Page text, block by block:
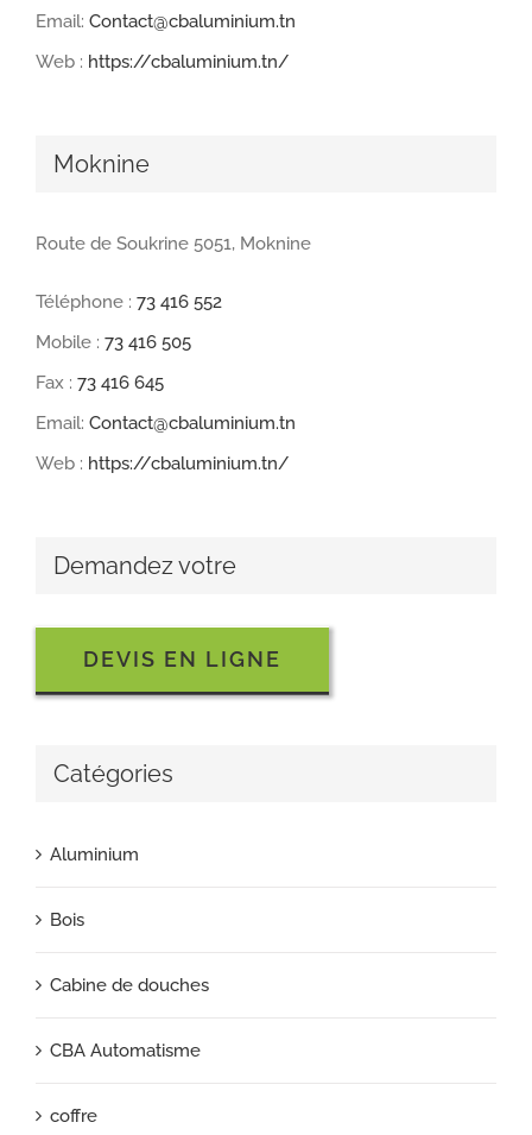
Email: Contact@cbaluminium.tn
Web : https://cbaluminium.tn/
Moknine
Route de Soukrine 5051, Moknine
Téléphone : 73 416 552
Mobile : 73 416 505
Fax : 73 416 645
Email: Contact@cbaluminium.tn
Web : https://cbaluminium.tn/
Demandez votre
DEVIS EN LIGNE
Catégories
Aluminium
Bois
Cabine de douches
CBA Automatisme
coffre